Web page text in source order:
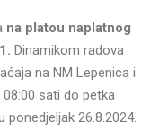
na platou naplatnog
Dinamikom radova
na NM Lepenica i
sati do petka
ponedjeljak 26.8.2024.